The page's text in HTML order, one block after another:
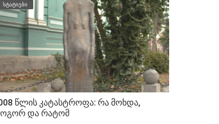
სტატიები
წლის კატასტროფა: რა მოხდა,
და რატომ